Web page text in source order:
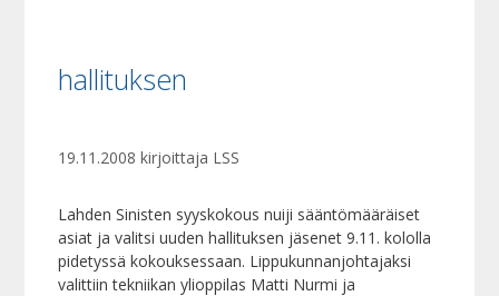
hallituksen
19.11.2008 kirjoittaja LSS
Lahden Sinisten syyskokous nuiji sääntömääräiset
asiat ja valitsi uuden hallituksen jäsenet 9.11. kololla
pidetyssä kokouksessaan. Lippukunnanjohtajaksi
valittiin tekniikan ylioppilas Matti Nurmi ja